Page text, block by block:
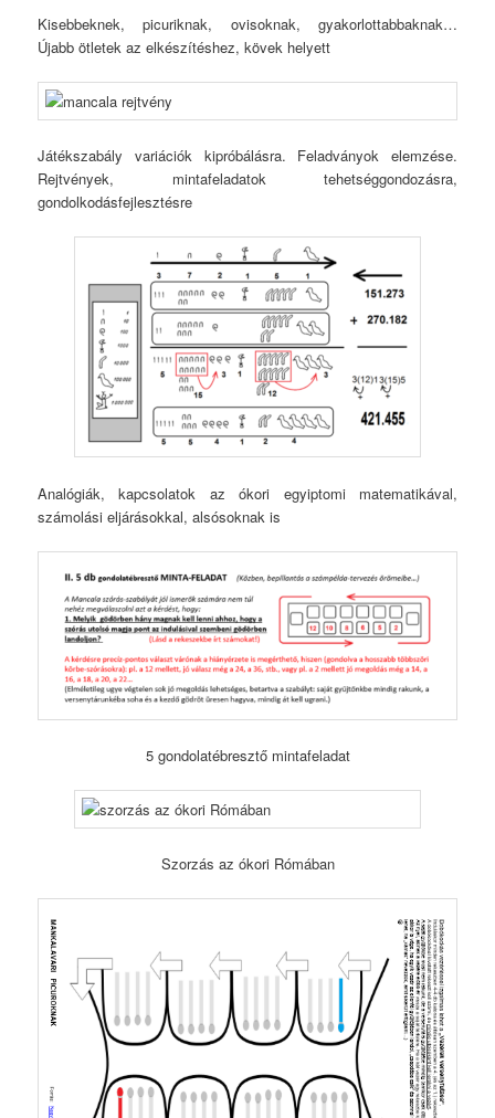
Kisebbeknek, picuriknak, ovisoknak, gyakorlottabbaknak…
Újabb ötletek az elkészítéshez, kövek helyett
Játékszabály variációk kipróbálásra. Feladványok elemzése.
Rejtvények, mintafeladatok tehetséggondozásra,
gondolkodásfejlesztésre
Analógiák, kapcsolatok az ókori egyiptomi matematikával,
számolási eljárásokkal, alsósoknak is
5 gondolatébresztő mintafeladat
Szorzás az ókori Rómában